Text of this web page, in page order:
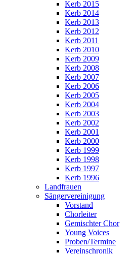
Kerb 2015
Kerb 2014
Kerb 2013
Kerb 2012
Kerb 2011
Kerb 2010
Kerb 2009
Kerb 2008
Kerb 2007
Kerb 2006
Kerb 2005
Kerb 2004
Kerb 2003
Kerb 2002
Kerb 2001
Kerb 2000
Kerb 1999
Kerb 1998
Kerb 1997
Kerb 1996
Landfrauen
Sängervereinigung
Vorstand
Chorleiter
Gemischter Chor
Young Voices
Proben/Termine
Vereinschronik